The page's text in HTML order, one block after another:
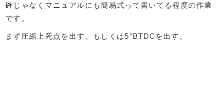
確じゃなくマニュアルにも簡易式って書いてる程度の作業
です。
まず圧縮上死点を出す、もしくは5°BTDCを出す。